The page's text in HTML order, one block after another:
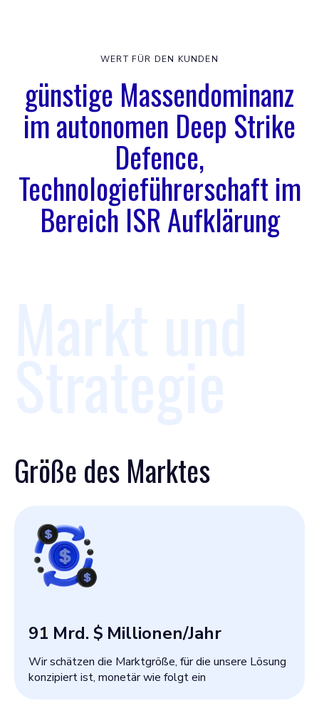
WERT FÜR DEN KUNDEN
günstige Massendominanz
im autonomen Deep Strike
Defence,
Technologieführerschaft im
Bereich ISR Aufklärung
Größe des Marktes
91 Mrd. $ Millionen/Jahr
Wir schätzen die Marktgröße, für die unsere Lösung
konzipiert ist, monetär wie folgt ein